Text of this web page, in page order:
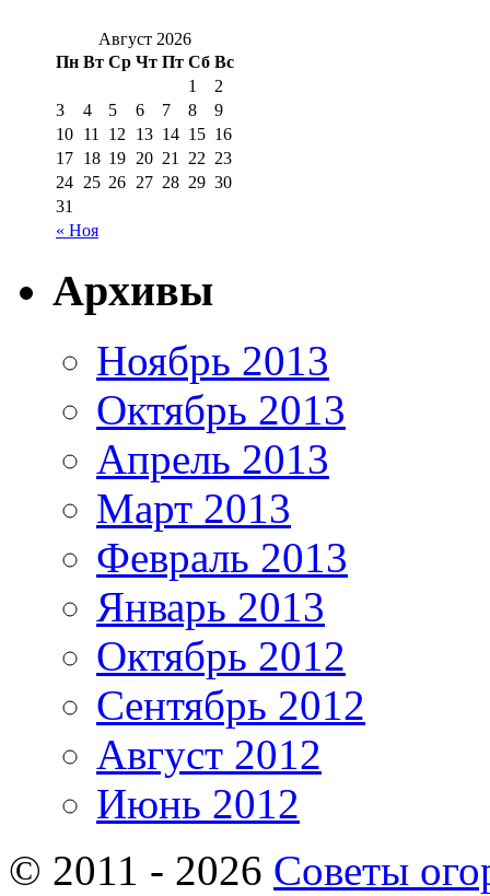
Август 2026
Пн Вт Ср Чт Пт Сб Вс
« Ноя
1
2
3
4 5 6 7 8
9
10 11 12 13 14 15 16
17 18 19 20 21 22 23
24 25 26 27 28 29 30
31
Архивы
Ноябрь 2013
Октябрь 2013
Апрель 2013
Март 2013
Февраль 2013
Январь 2013
Октябрь 2012
Сентябрь 2012
Август 2012
Июнь 2012
© 2011 - 2026 Советы